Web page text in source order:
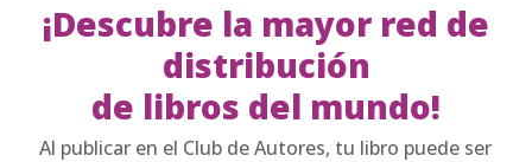
¡Descubre la mayor red de
distribución
de libros del mundo!
Al publicar en el Club de Autores, tu libro puede ser